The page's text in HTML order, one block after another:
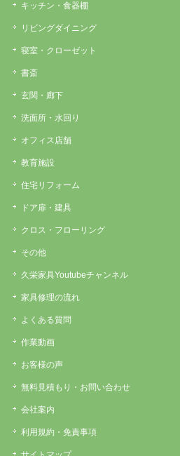
キッチン・食器棚
リビングダイニング
寝室・クローゼット
書斎
玄関・廊下
洗面所・水回り
オフィス店舗
教育施設
住宅リフォーム
ドア扉・建具
クロス・フローリング
その他
久栄家具Youtubeチャンネル
家具修理の流れ
よくある質問
作業動画
お客様の声
無料見積もり・お問い合わせ
会社案内
利用規約・免責事項